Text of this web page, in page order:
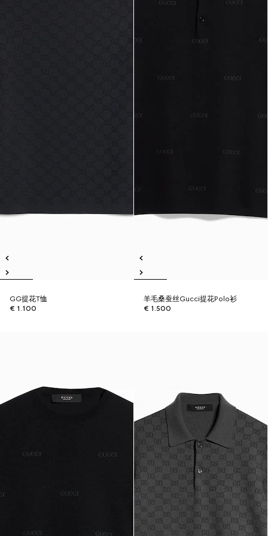
GG提花T恤
€ 1.100
羊毛桑蚕丝Gucci提花Polo衫
€ 1.500